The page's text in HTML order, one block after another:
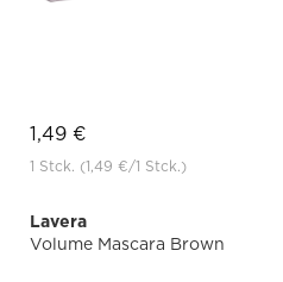
1,49 €
1 Stck. (1,49 €/1 Stck.)
Lavera
Volume Mascara Brown